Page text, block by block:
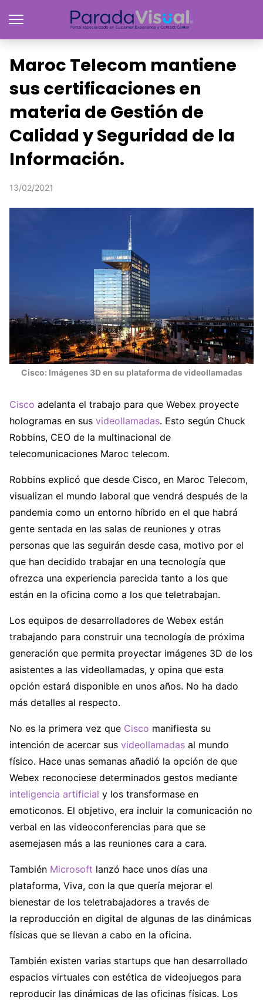
Maroc Telecom mantiene
sus certificaciones en
materia de Gestión de
Calidad y Seguridad de la
Información.
13/02/2021
Cisco: Imágenes 3D en su plataforma de videollamadas
Cisco adelanta el trabajo para que Webex proyecte
hologramas en sus videollamadas. Esto según Chuck
Robbins, CEO de la multinacional de
telecomunicaciones Maroc telecom.
Robbins explicó que desde Cisco, en Maroc Telecom,
visualizan el mundo laboral que vendrá después de la
pandemia como un entorno híbrido en el que habrá
gente sentada en las salas de reuniones y otras
personas que las seguirán desde casa, motivo por el
que han decidido trabajar en una tecnología que
ofrezca una experiencia parecida tanto a los que
están en la oficina como a los que teletrabajan.
Los equipos de desarrolladores de Webex están
trabajando para construir una tecnología de próxima
generación que permita proyectar imágenes 3D de los
asistentes a las videollamadas, y opina que esta
opción estará disponible en unos años. No ha dado
más detalles al respecto.
No es la primera vez que Cisco manifiesta su
intención de acercar sus videollamadas al mundo
físico. Hace unas semanas añadió la opción de que
Webex reconociese determinados gestos mediante
inteligencia artificial y los transformase en
emoticonos. El objetivo, era incluir la comunicación no
verbal en las videoconferencias para que se
asemejasen más a las reuniones cara a cara.
También Microsoft lanzó hace unos días una
plataforma, Viva, con la que quería mejorar el
bienestar de los teletrabajadores a través de
la reproducción en digital de algunas de las dinámicas
físicas que se llevan a cabo en la oficina.
También existen varias startups que han desarrollado
espacios virtuales con estética de videojuegos para
reproducir las dinámicas de las oficinas físicas. Los